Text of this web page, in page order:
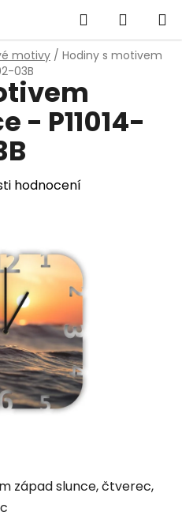
Hledat
KOŠÍK
motivy / Hodiny s motivem
03B
západ slunce, čtverec,
- P11014-
hodnocení